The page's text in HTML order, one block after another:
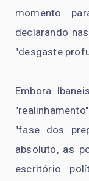
momento
declarando
"desgaste
Embora
"fase dos
absoluto, as
escritório